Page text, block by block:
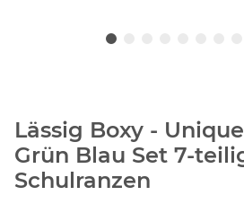
Lässig Boxy -
Grün Blau Set 7-
Schulranzen